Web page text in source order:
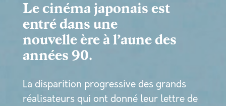
Le cinéma japonais est
entré dans une
nouvelle ère à l’aune des
années 90.
La disparition progressive des grands
réalisateurs qui ont donné leur lettre de